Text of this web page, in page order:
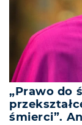
„Prawo do
śmierci”.